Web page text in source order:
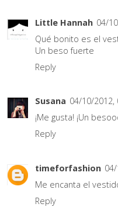
Little Hannah 04/
Qué bonito es el
Un beso fuerte
Reply
Susana 04/10/2012,
¡Me gusta! ¡Un
Reply
timeforfashion
Me encanta el
Reply